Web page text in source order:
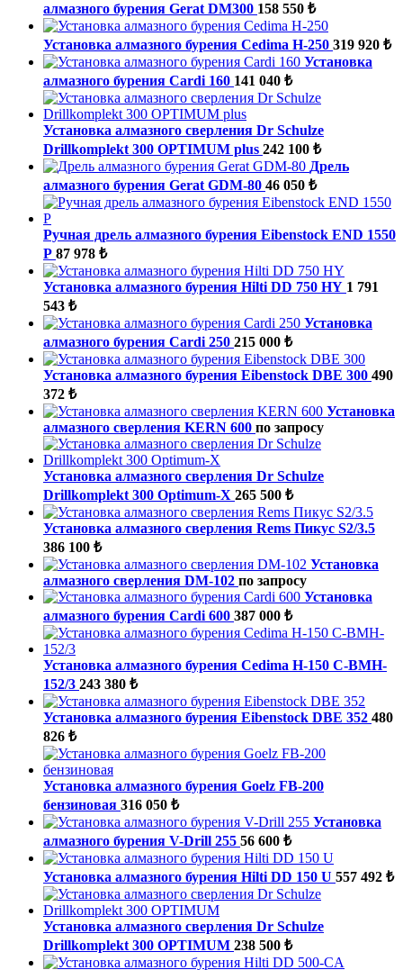
алмазного бурения Gerat DM300 158 550 ₺
Установка алмазного бурения Cedima H-250 319 920 ₺
Установка
алмазного бурения Cardi 160 141 040 ₺
Установка алмазного сверления Dr Schulze
Drillkomplekt 300 OPTIMUM plus 242 100 ₺
Дрель
алмазного бурения Gerat GDM-80 46 050 ₺
Ручная дрель алмазного бурения Eibenstock END 1550
P 87 978 ₺
Установка алмазного бурения Hilti DD 750 HY 1 791
543 ₺
Установка
алмазного бурения Cardi 250 215 000 ₺
Установка алмазного бурения Eibenstock DBE 300 490
372 ₺
Установка
алмазного сверления KERN 600 по запросу
Установка алмазного сверления Dr Schulze
Drillkomplekt 300 Optimum-X 265 500 ₺
Установка алмазного сверления Rems Пикус S2/3.5
386 100 ₺
Установка
алмазного сверления DM-102 по запросу
Установка
алмазного бурения Cardi 600 387 000 ₺
Установка алмазного бурения Cedima H-150 C-BMH-
152/3 243 380 ₺
Установка алмазного бурения Eibenstock DBE 352 480
826 ₺
Установка алмазного бурения Goelz FB-200
бензиновая 316 050 ₺
Установка
алмазного бурения V-Drill 255 56 600 ₺
Установка алмазного бурения Hilti DD 150 U 557 492 ₺
Установка алмазного сверления Dr Schulze
Drillkomplekt 300 OPTIMUM 238 500 ₺